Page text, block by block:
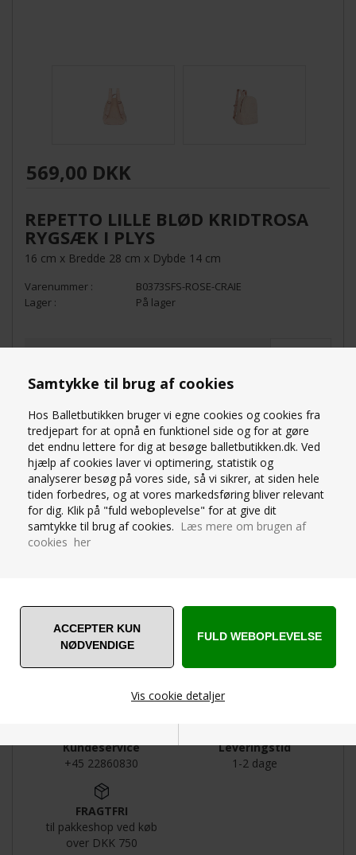
Samtykke til brug af cookies
Hos Balletbutikken bruger vi egne cookies og cookies fra
tredjepart for at opnå en funktionel side og for at gøre
det endnu lettere for dig at besøge balletbutikken.dk. Ved
hjælp af cookies laver vi optimering, statistik og
analyserer besøg på vores side, så vi sikrer, at siden hele
tiden forbedres, og at vores markedsføring bliver relevant
for dig. Klik på "fuld weboplevelse" for at give dit
samtykke til brug af cookies. Læs mere om brugen af
cookies her
Vis cookie detaljer
Nødvendige Markedsføring
569,00 DKK
REPETTO LILLE BLØD KRIDTROSA
RYGSÆK I PLYS
16 cm x Bredde 28 cm x Dybde 14 cm
B0373SFS-ROSE-CRAIE
På lager
OM PRODUKTET
SPØRG OS
Materiale: Kunstpels
Kundeservice
+45 22860830
Leveringstid
1-2 dage
FRAGTFRI
til pakkeshop ved køb
over DKK 750